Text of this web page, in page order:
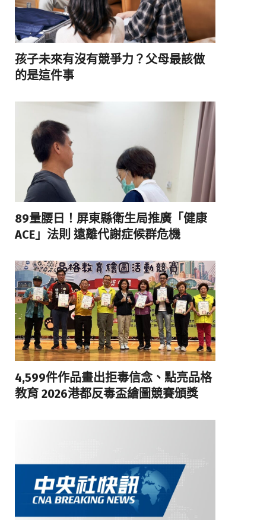
孩子未來有沒有競爭力？父母最該做
的是這件事
89量腰日！屏東縣衛生局推廣「健康
ACE」法則 遠離代謝症候群危機
4,599件作品畫出拒毒信念、點亮品格
教育 2026港都反毒盃繪圖競賽頒獎